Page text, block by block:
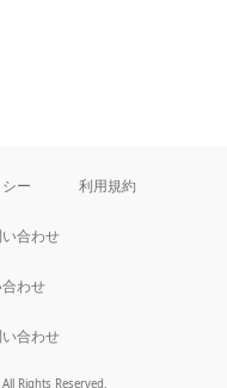
ー 利用規約
合わせ
わせ
合わせ
Rights Reserved.